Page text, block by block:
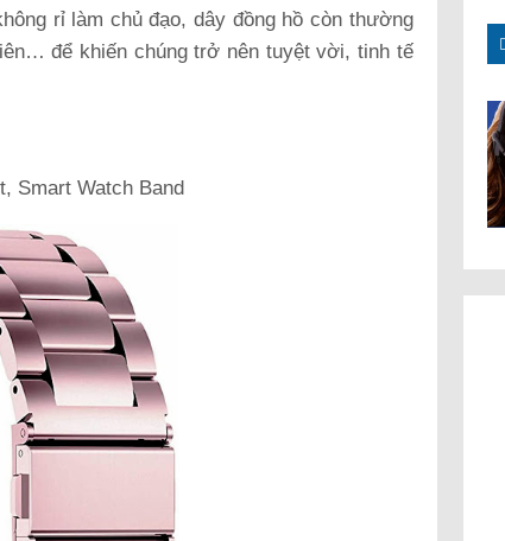
rỉ làm chủ đạo, dây đồng hồ còn thường
để khiến chúng trở nên tuyệt vời, tinh tế
Smart Watch Band